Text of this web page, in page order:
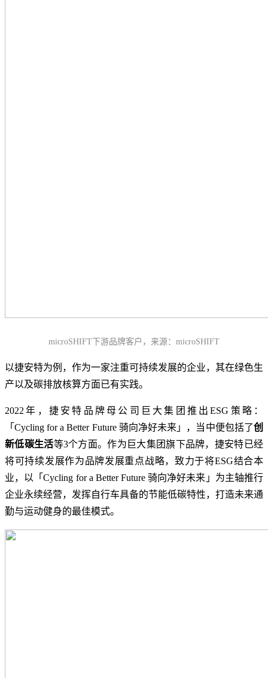
microSHIFT下游品牌客户，来源：microSHIFT
以捷安特为例，作为一家注重可持续发展的企业，其在绿色生
产以及碳排放核算方面已有实践。
2022年，捷安特品牌母公司巨大集团推出ESG策略：
「Cycling for a Better Future 骑向净好未来」，当中便包括了创
新低碳生活等3个方面。作为巨大集团旗下品牌，捷安特已经
将可持续发展作为品牌发展重点战略，致力于将ESG结合本
业，以「Cycling for a Better Future 骑向净好未来」为主轴推行
企业永续经营，发挥自行车具备的节能低碳特性，打造未来通
勤与运动健身的最佳模式。